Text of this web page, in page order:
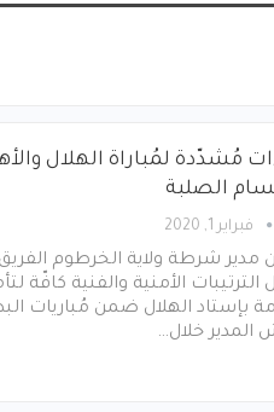
مُشدّدة لمُباراة الهلال
الصلبة
فبراير 1, 2020
مدير شرطة ولاية الخرطوم الفريق
الترتيبات الأمنية والفنية كافّة
بإستاد الهلال ضمن مُباريات
المدير خلال…